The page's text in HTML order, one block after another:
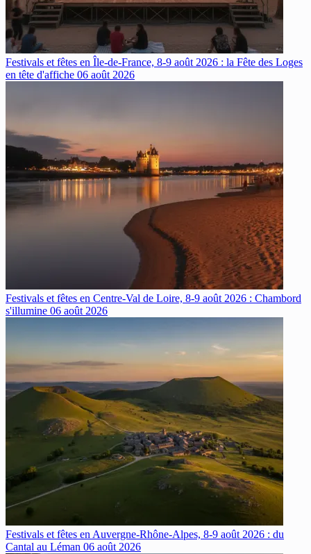
Festivals et fêtes en Île-de-France, 8-9 août 2026 : la Fête des Loges
en tête d'affiche 06 août 2026
Festivals et fêtes en Centre-Val de Loire, 8-9 août 2026 : Chambord
s'illumine 06 août 2026
Festivals et fêtes en Auvergne-Rhône-Alpes, 8-9 août 2026 : du
Cantal au Léman 06 août 2026